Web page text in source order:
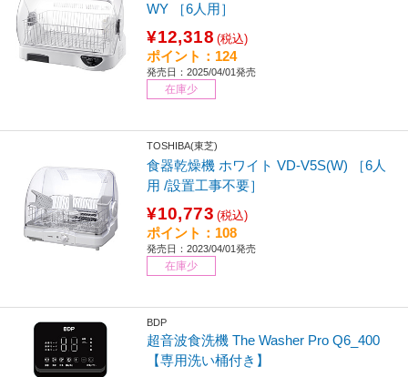
WY ［6人用］
¥12,318 (税込)
ポイント：124
発売日：2025/04/01発売
在庫少
TOSHIBA(東芝)
食器乾燥機 ホワイト VD-V5S(W) ［6人
用 /設置工事不要］
¥10,773 (税込)
ポイント：108
発売日：2023/04/01発売
在庫少
BDP
超音波食洗機 The Washer Pro Q6_400
【専用洗い桶付き】